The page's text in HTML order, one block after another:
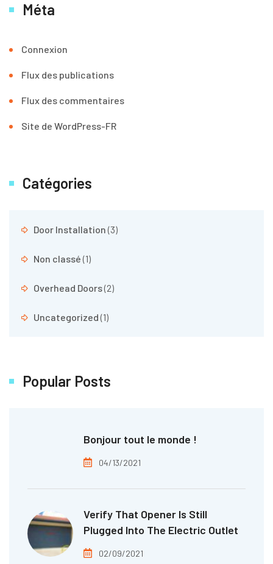
Méta
Connexion
Flux des publications
Flux des commentaires
Site de WordPress-FR
Catégories
Door Installation(3)
Non classé(1)
Overhead Doors(2)
Uncategorized(1)
Popular Posts
Bonjour tout le monde !
04/13/2021
Verify That Opener Is Still
Plugged Into The Electric Outlet
02/09/2021